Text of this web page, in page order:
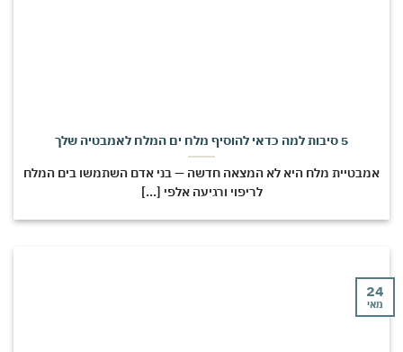
מלח היא לא המצאה חדשה — בני אדם השתמשו בים המלח
לריפוי ורגיעה אלפי [...]